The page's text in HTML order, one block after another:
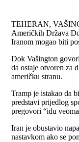
​TEHERAN,
Američkih Država
Iranom mogao biti
Dok Vašington
da ostaje otvoren za
američku stranu.
Tramp je istakao da
predstavi prijedlog
pregovori “idu
Iran je obustavio
nastavkom ako se